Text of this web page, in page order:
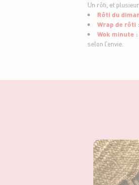
Un rôti, et
Rôti du
Wrap de rôti :
Wok minute :
selon l’envie.